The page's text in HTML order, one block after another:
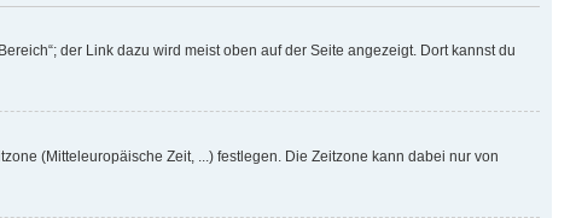
der Link dazu wird meist oben auf der Seite angezeigt. Dort kannst du
(Mitteleuropäische Zeit, ...) festlegen. Die Zeitzone kann dabei nur von